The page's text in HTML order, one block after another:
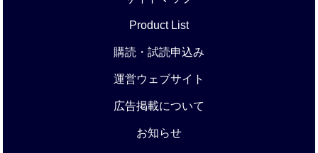
Product List
購読・試読申込み
運営ウェブサイト
広告掲載について
お知らせ